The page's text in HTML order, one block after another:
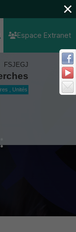
Espace Extranet
FSJEGJ
, Unités
×